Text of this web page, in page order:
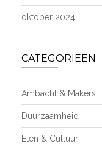
oktober 2024
CATEGORIEËN
Ambacht & Makers
Duurzaamheid
Eten & Cultuur